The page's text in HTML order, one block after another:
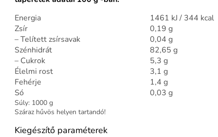
Energia
1461 kJ / 344 kcal
Zsír
0,19 g
– Telített zsírsavak
0,04 g
Szénhidrát
82,65 g
– Cukrok
5,3 g
Élelmi rost
3,1 g
Fehérje
1,4 g
Só
0,03 g
Súly: 1000 g
Száraz hűvös helyen tartandó!
Kiegészítő paraméterek